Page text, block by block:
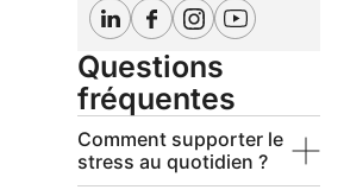
Questions
fréquentes
Comment supporter le
stress au quotidien ?